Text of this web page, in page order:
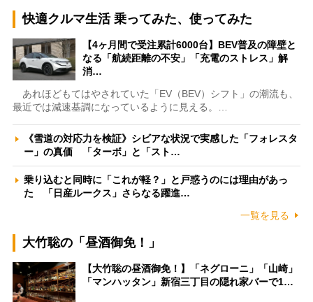
快適クルマ生活 乗ってみた、使ってみた
【4ヶ月間で受注累計6000台】BEV普及の障壁と
なる「航続距離の不安」「充電のストレス」解
消…
あれほどもてはやされていた「EV（BEV）シフト」の潮流も、
最近では減速基調になっているように見える。…
《雪道の対応力を検証》シビアな状況で実感した「フォレスタ
ー」の真価 「ターボ」と「スト…
乗り込むと同時に「これが軽？」と戸惑うのには理由があっ
た 「日産ルークス」さらなる躍進…
一覧を見る
大竹聡の「昼酒御免！」
【大竹聡の昼酒御免！】「ネグローニ」「山崎」
「マンハッタン」新宿三丁目の隠れ家バーで1…